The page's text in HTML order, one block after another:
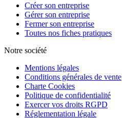
Créer son entreprise
Gérer son entreprise
Fermer son entreprise
Toutes nos fiches pratiques
Notre société
Mentions légales
Conditions générales de vente
Charte Cookies
Politique de confidentialité
Exercer vos droits RGPD
Réglementation légale